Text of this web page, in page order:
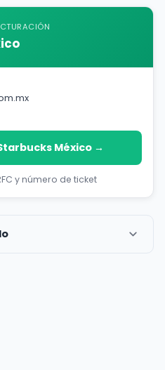
México →
y número de ticket